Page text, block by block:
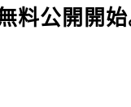
料公開開